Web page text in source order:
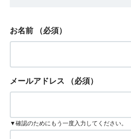
お名前 （必須）
メールアドレス （必須）
▼確認のためにもう一度入力してください。